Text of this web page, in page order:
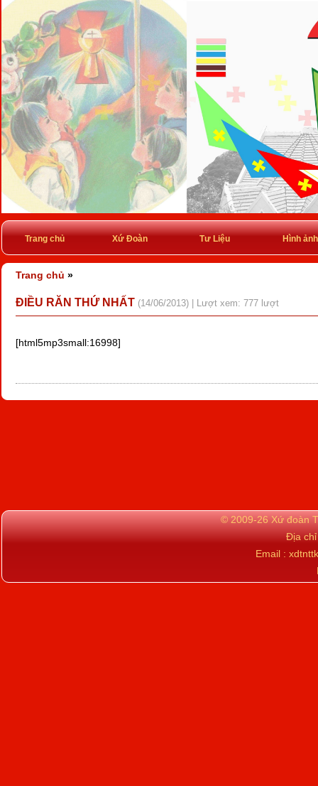
Trang chủ Xứ Đoàn Tư Liệu Hình ảnh
Trang chủ »
ĐIỀU RĂN THỨ NHẤT (14/06/2013) | Lượt xem: 777 lượt
[html5mp3small:16998]
© 2009-26 Xứ đoàn
Địa
Email :